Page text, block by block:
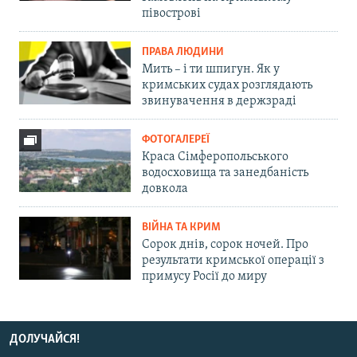
півострові
ПРАВА ЛЮДИНИ
Мить – і ти шпигун. Як у
кримських судах розглядають
звинувачення в держзраді
ФОТОГАЛЕРЕЇ
Краса Сімферопольського
водосховища та занедбаність
довкола
ВІЙНА ТА КРИМ
Сорок днів, сорок ночей. Про
результати кримської операції з
примусу Росії до миру
ДОЛУЧАЙСЯ!